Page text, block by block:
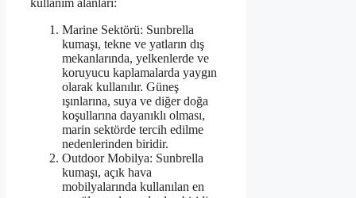
Marine Sektörü: Sunbrella
kumaşı, tekne ve yatların dış
mekanlarında, yelkenlerde ve
koruyucu kaplamalarda yaygın
olarak kullanılır. Güneş
ışınlarına, suya ve diğer doğa
koşullarına dayanıklı olması,
marin sektörde tercih edilme
nedenlerinden biridir.
Outdoor Mobilya: Sunbrella
kumaşı, açık hava
mobilyalarında kullanılan en